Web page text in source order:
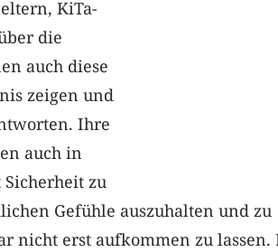
KiTa-
die
auch diese
zeigen und
Ihre
auch in
zu
Gefühle auszuhalten und zu
nicht erst aufkommen zu lassen.